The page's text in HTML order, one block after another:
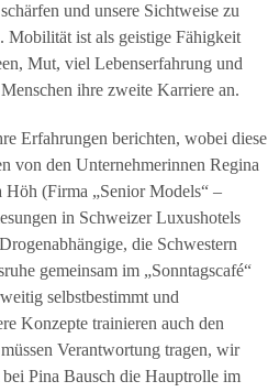
und unsere Sichtweise zu
Mobilität ist als geistige Fähigkeit
Mut, viel Lebenserfahrung und
ihre zweite Karriere an.
Erfahrungen berichten, wobei diese
von den Unternehmerinnen Regina
Höh (Firma „Senior Models“ –
in Schweizer Luxushotels
die Schwestern
gemeinsam im „Sonntagscafé“
selbstbestimmt und
Konzepte trainieren auch den
Verantwortung tragen, wir
Pina Bausch die Hauptrolle im